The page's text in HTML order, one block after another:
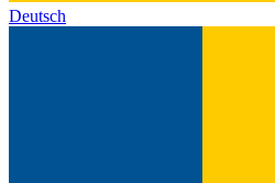
Deutsch